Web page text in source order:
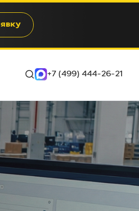
+7 (499) 444-26-21